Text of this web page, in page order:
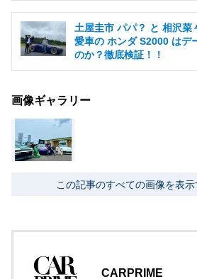
土屋圭市 パパ？ と 相沢菜
愛車の ホンダ S2000 はデ
のか？徹底検証！！
画像ギャラリー
この記事のすべての画像を表示
CARPRIME